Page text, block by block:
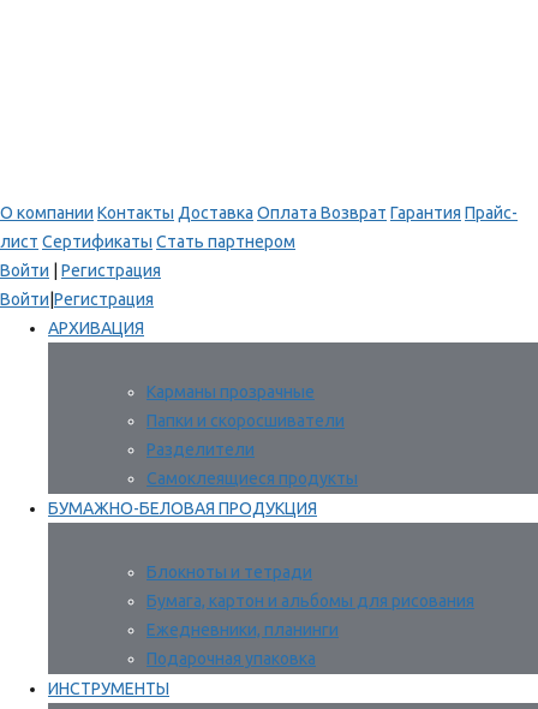
О компании Контакты Доставка Оплата Возврат Гарантия Прайс-
лист Сертификаты Стать партнером
Войти
Регистрация
Войти Регистрация
АРХИВАЦИЯ
Карманы прозрачные
Папки и скоросшиватели
Разделители
Самоклеящиеся продукты
БУМАЖНО-БЕЛОВАЯ ПРОДУКЦИЯ
Блокноты и тетради
Бумага, картон и альбомы для рисования
Ежедневники, планинги
Подарочная упаковка
ИНСТРУМЕНТЫ